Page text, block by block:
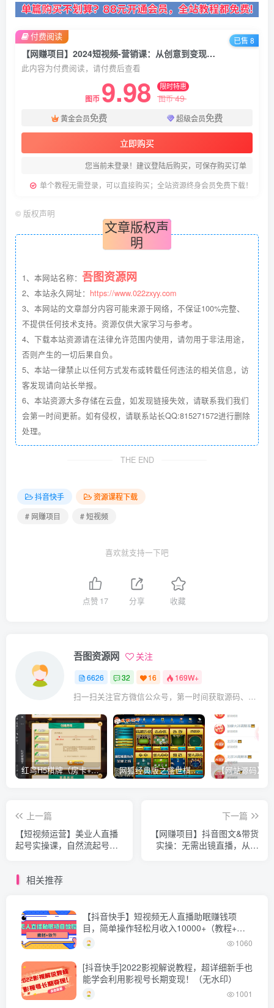
【网赚项目】2024短视频-营销课：从创意到变现，助力打造爆款内容，提升营销效果
此内容为付费阅读，请付费后查看
图币 9.98 限时特惠
图币49
黄金会员免费 超级会员免费
立即购买
您当前未登录！建议登陆后购买，可保存购买订单
单个教程无需登录，可以直接购买；全站资源终身会员免费下载！
付费阅读 已售 8
© 版权声明
文章版权声
明
1、本网站名称： 吾图资源网
2、本站永久网址： https://www.022zxyy.com
3、本网站的文章部分内容可能来源于网络，不保证100%完整、
不提供任何技术支持。资源仅供大家学习与参考。
4、下载本站资源请在法律允许范围内使用，请勿用于非法用途，
否则产生的一切后果自负。
5、本站一律禁止以任何方式发布或转载任何违法的相关信息，访
客发现请向站长举报。
6、本站资源大多存储在云盘，如发现链接失效，请联系我们我们
会第一时间更新。如有侵权，请联系站长QQ:815271572进行删除
处理。
THE END
抖音快手
资源课程下载
# 网赚项目
# 短视频
喜欢就支持一下吧
点赞 17 分享 收藏
吾图资源网 关注
6626 32 16 169W+
扫一扫关注官方微信公众号，第一时间获取源码、网赚项目资源教程，自媒体等知识干货，让互联网创业赚钱更简单。
红鸟H5棋牌（房卡+金币）全套双模式游戏源码 网狐经典版之盛世棋牌完整游戏源码（包含文档、架设教程、网站、源代码等）
上一篇
【短视频运营】美业人直播
起号实操课，自然流起号方
下一篇
【网赚项目】抖音图文&带货
实操：无需出镜直播，从选
相关推荐
【抖音快手】短视频无人直播助眠赚钱项
目，简单操作轻松月收入10000+（教程+素
材+软件）
1060
[抖音快手]2022影视解说教程，超详细新手也
能学会利用影视号长期变现！（无水印）
1001